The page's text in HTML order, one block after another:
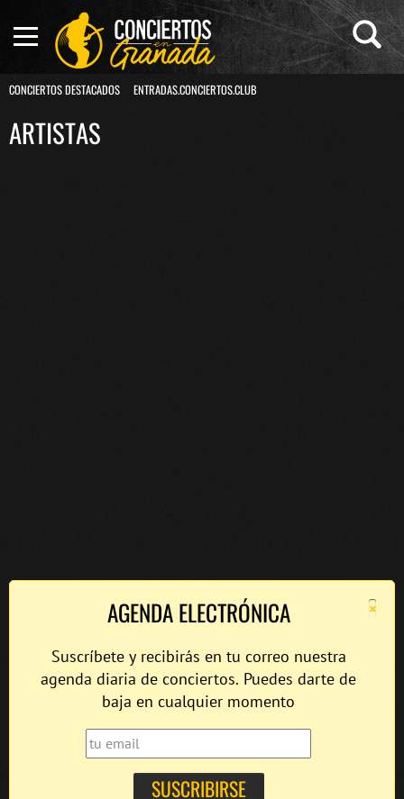
CONCIERTOS DESTACADOS ENTRADAS.CONCIERTOS.CLUB
ARTISTAS
×
AGENDA ELECTRÓNICA
Suscríbete y recibirás en tu correo nuestra
agenda diaria de conciertos. Puedes darte de
baja en cualquier momento